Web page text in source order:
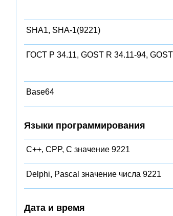
SHA1, SHA-1(9221)
ГОСТ Р 34.11, GOST R 34.11-94,
Base64
Языки программирования
C++, CPP, C значение 9221
Delphi, Pascal значение числа 9221
Дата и время